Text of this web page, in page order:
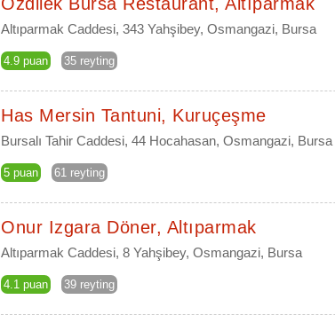
Altıparmak Caddesi, 343 Yahşibey, Osmangazi, Bursa
4.9 puan 35 reyting
Has Mersin Tantuni, Kuruçeşme
Bursalı Tahir Caddesi, 44 Hocahasan, Osmangazi, Bursa
5 puan 61 reyting
Onur Izgara Döner, Altıparmak
Altıparmak Caddesi, 8 Yahşibey, Osmangazi, Bursa
4.1 puan 39 reyting